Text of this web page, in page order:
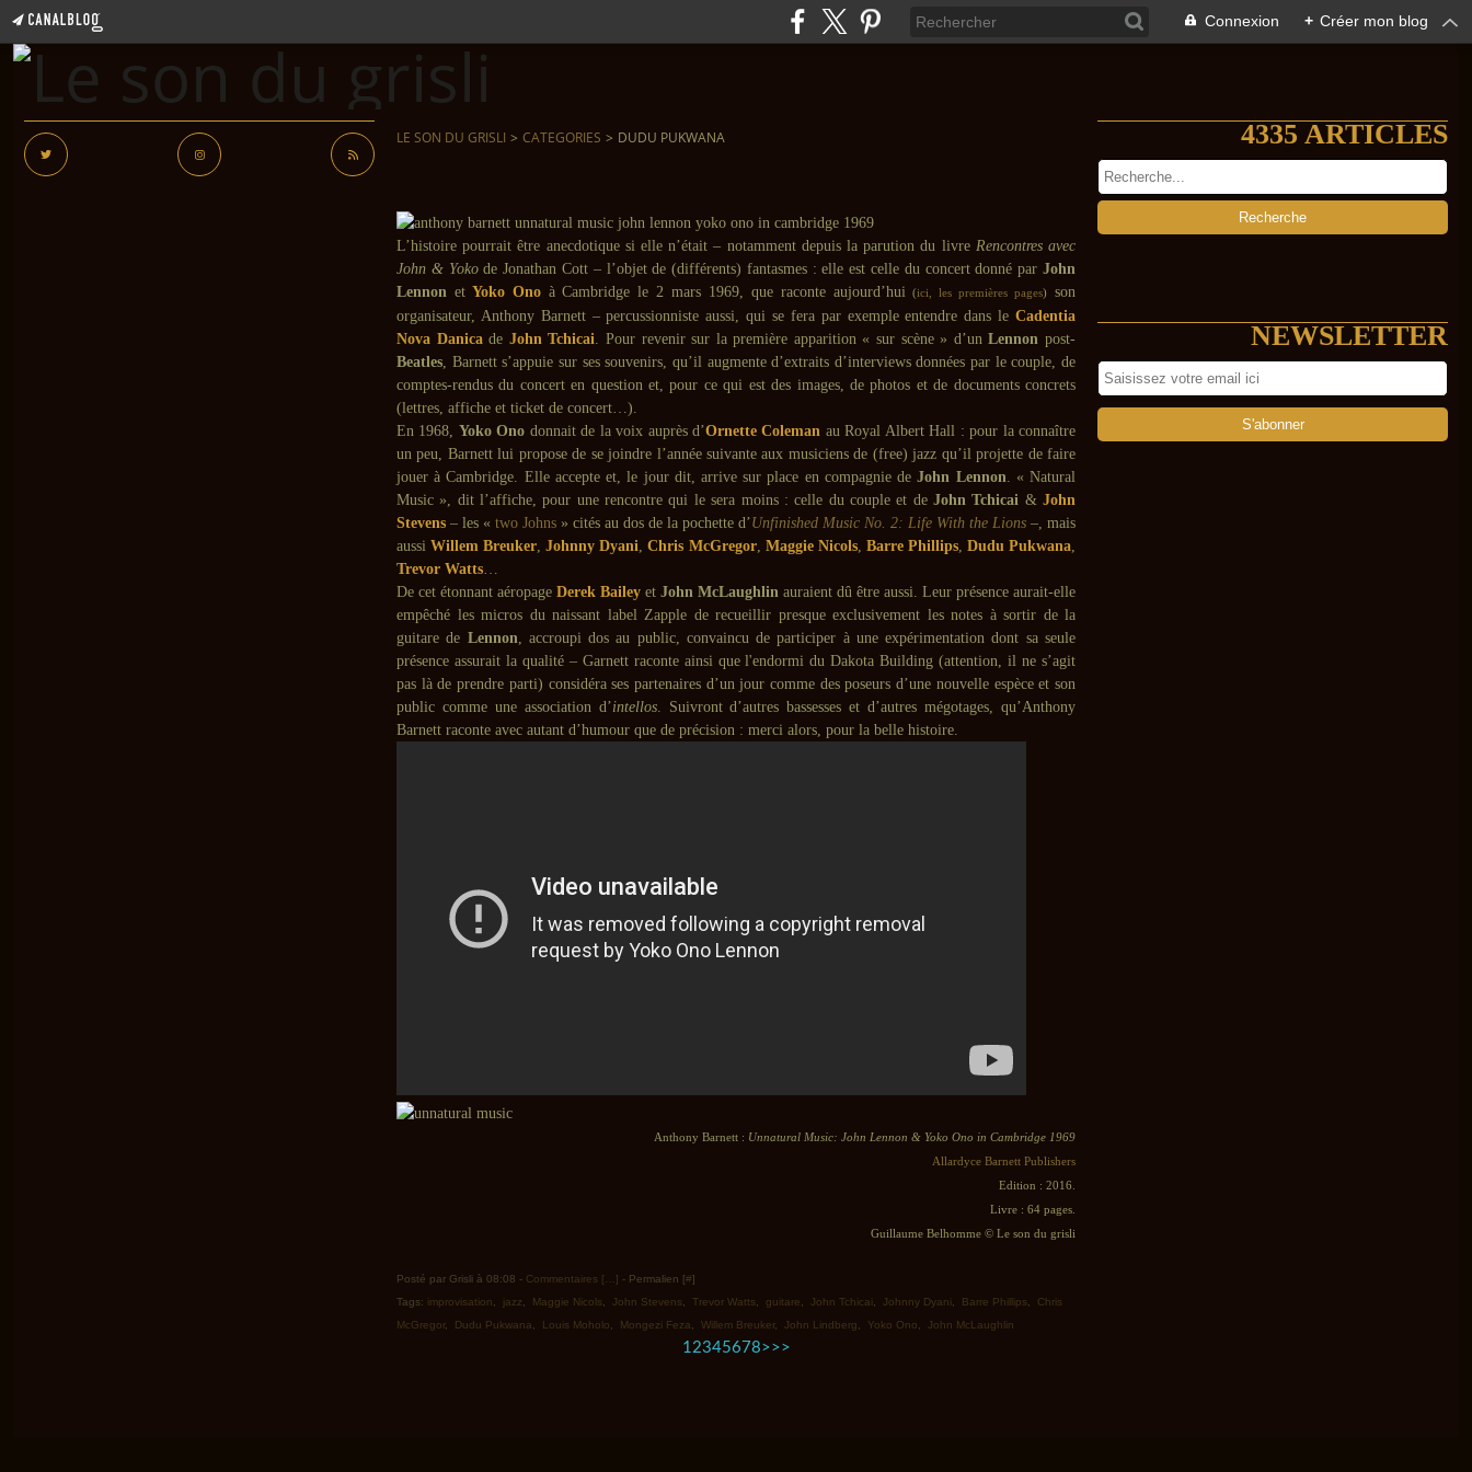
Connexion + Créer mon blog
LE SON DU GRISLI > CATEGORIES > DUDU PUKWANA
L’histoire pourrait être anecdotique si elle n’était – notamment depuis la parution du livre Rencontres avec
John & Yokode Jonathan Cott – l’objet de (différents) fantasmes : elle est celle du concert donné parJohn
Lennon etYoko Onoà Cambridge le 2 mars 1969, que raconte aujourd’hui(ici, les premières pages)
son
organisateur, Anthony Barnett – percussionniste aussi, qui se fera par exemple entendre dans le Cadentia
Nova Danicade John Tchicai. Pour revenir sur la première apparition « sur scène » d’unLennon post-
Beatles, Barnett s’appuie sur ses souvenirs, qu’il augmente d’extraits d’interviews données par le couple, de
comptes-rendus du concert en question et, pour ce qui est des images, de photos et de documents concrets
(lettres, affiche et ticket de concert…).
En 1968, Yoko Ono donnait de la voix auprès d’Ornette Coleman au Royal Albert Hall : pour la connaître
un peu, Barnett lui propose de se joindre l’année suivante aux musiciens de (free) jazz qu’il projette de faire
jouer à Cambridge. Elle accepte et, le jour dit, arrive sur place en compagnie deJohn Lennon. « Natural
Music », dit l’affiche, pour une rencontre qui le sera moins : celle du couple et de John Tchicai &John
Stevens – les « two Johns » cités au dos de la pochette d’Unfinished Music No. 2: Life With the Lions –, mais
aussiWillem Breuker,Johnny Dyani,Chris McGregor, Maggie Nicols, Barre Phillips,Dudu Pukwana,
Trevor Watts…
De cet étonnant aéropage Derek Bailey et John McLaughlin auraient dû être aussi. Leur présence aurait-elle
empêché les micros du naissant label Zapple de recueillir presque exclusivement les notes à sortir de la
guitare de Lennon, accroupi dos au public, convaincu de participer à une expérimentation dont sa seule
présence assurait la qualité – Garnett raconte ainsi que l'endormi du Dakota Building (attention, il ne s’agit
pas là de prendre parti) considéra ses partenaires d’un jour comme des poseurs d’une nouvelle espèce et son
public comme une association d’intellos. Suivront d’autres bassesses et d’autres mégotages, qu’Anthony
Barnett raconte avec autant d’humour que de précision : merci alors, pour la belle histoire.
Anthony Barnett : Unnatural Music: John Lennon & Yoko Ono in Cambridge 1969
Allardyce Barnett Publishers
Edition : 2016.
Livre : 64 pages.
Guillaume Belhomme © Le son du grisli
Posté par Grisli à 08:08 - Commentaires [ ] - Permalien [#]
Tags: improvisation jazz Maggie Nicols John Stevens Trevor Watts guitare John Tchicai Johnny Dyani Barre Phillips
Chris
McGregor, Dudu Pukwana Louis Moholo Mongezi Feza Willem Breuker, John Lindberg Yoko Ono John McLaughlin
123456 78>>>
4335 ARTICLES
NEWSLETTER